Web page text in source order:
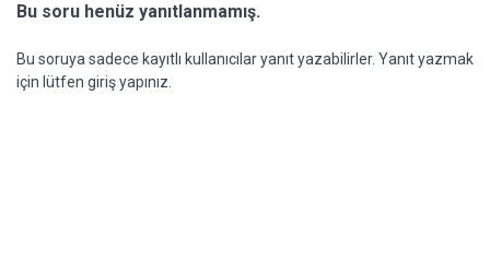
Bu soru henüz yanıtlanmamış.
Bu soruya sadece kayıtlı kullanıcılar yanıt yazabilirler. Yanıt yazmak
için lütfen giriş yapınız.